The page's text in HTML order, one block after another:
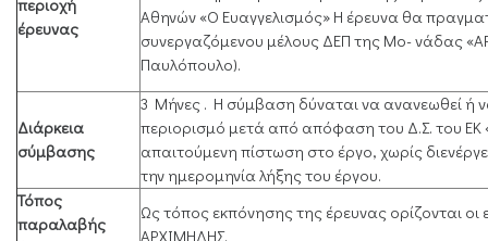
περιοχή
έρευνας
Αθηνών «Ο Ευαγγελισμός» Η έρευνα θα
συνεργαζόμενου μέλους ΔΕΠ της Μο- νάδας
Παυλόπουλο).
Διάρκεια
σύμβασης
3 Mήνες . Η σύμβαση δύναται να ανανεωθεί ή
περιορισμό μετά από απόφαση του Δ.Σ. του ΕΚ
απαιτούμενη πίστωση στο έργο, χωρίς
την ημερομηνία λήξης του έργου.
Τόπος
παραλαβής
Ως τόπος εκπόνησης της έρευνας ορίζονται
ΑΡΧΙΜΗΔΗΣ.